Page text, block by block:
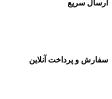
ارسال سریع
سفارش و پرداخت آنلاین